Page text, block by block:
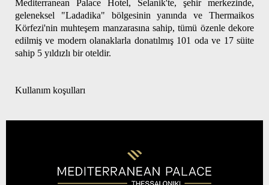
Mediterranean Palace Hotel, Selanik'te, şehir merkezinde,
geleneksel "Ladadika" bölgesinin yanında ve Thermaikos
Körfezi'nin muhteşem manzarasına sahip, tümü özenle dekore
edilmiş ve modern olanaklarla donatılmış 101 oda ve 17 süite
sahip 5 yıldızlı bir oteldir.
Kullanım koşulları